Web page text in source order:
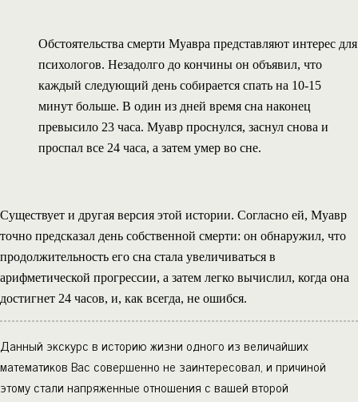
Обстоятельства смерти Муавра представляют интерес для
психологов. Незадолго до кончины он объявил, что
каждый следующий день собирается спать на 10-15
минут больше. В один из дней время сна наконец
превысило 23 часа. Муавр проснулся, заснул снова и
проспал все 24 часа, а затем умер во сне.
Существует и другая версия этой истории. Согласно ей, Муавр
точно предсказал день собственной смерти: он обнаружил, что
продолжительность его сна стала увеличиваться в
арифметической прогрессии, а затем легко вычислил, когда она
достигнет 24 часов, и, как всегда, не ошибся.
Данный экскурс в историю жизни одного из величайших
математиков Вас совершенно не заинтересовал, и причиной
этому стали напряженные отношения с вашей второй